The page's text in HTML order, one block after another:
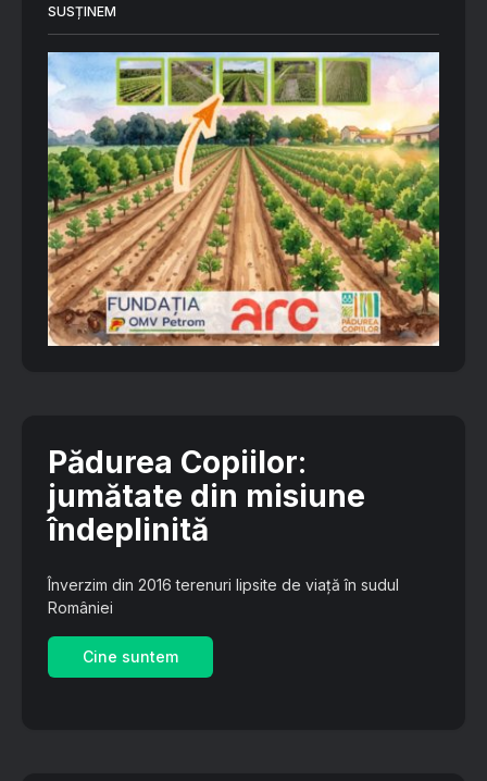
SUSȚINEM
Pădurea Copiilor:
jumătate din misiune
îndeplinită
Înverzim din 2016 terenuri lipsite de viață în sudul
României
Cine suntem